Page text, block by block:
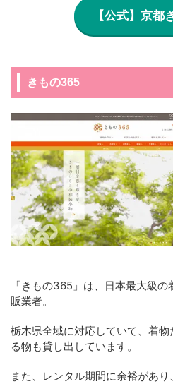
【公式】京都
きもの365
「きもの365」は、日本最大級
販業者。
栃木県全域に対応していて、着
る物も貸し出しています。
また、レンタル期間に余裕があ